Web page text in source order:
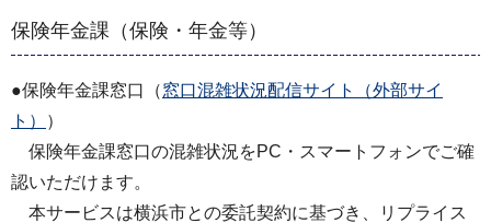
保険年金課（保険・年金等）
●保険年金課窓口（窓口混雑状況配信サイト（外部サイ
ト）
）
保険年金課窓口の混雑状況をPC・スマートフォンでご確
認いただけます。
本サービスは横浜市との委託契約に基づき、リプライス